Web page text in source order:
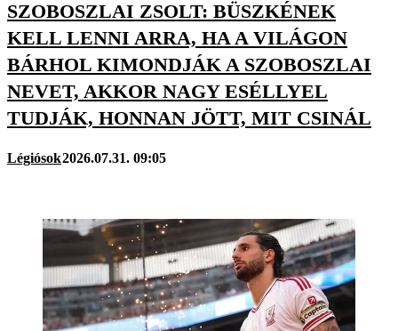
SZOBOSZLAI ZSOLT: BÜSZKÉNEK
KELL LENNI ARRA, HA A VILÁGON
BÁRHOL KIMONDJÁK A SZOBOSZLAI
NEVET, AKKOR NAGY ESÉLLYEL
TUDJÁK, HONNAN JÖTT, MIT CSINÁL
Légiósok2026.07.31. 09:05